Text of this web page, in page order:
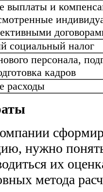
выплаты и
социальный налог
персонала,
кадров
расходы
нужно
их
метода